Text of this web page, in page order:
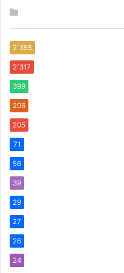
2٬355
2٬317
399
206
205
71
56
39
29
27
26
24